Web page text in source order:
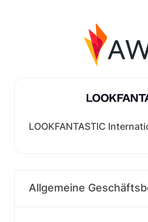
LOOKFANTASTIC
Allgemeine